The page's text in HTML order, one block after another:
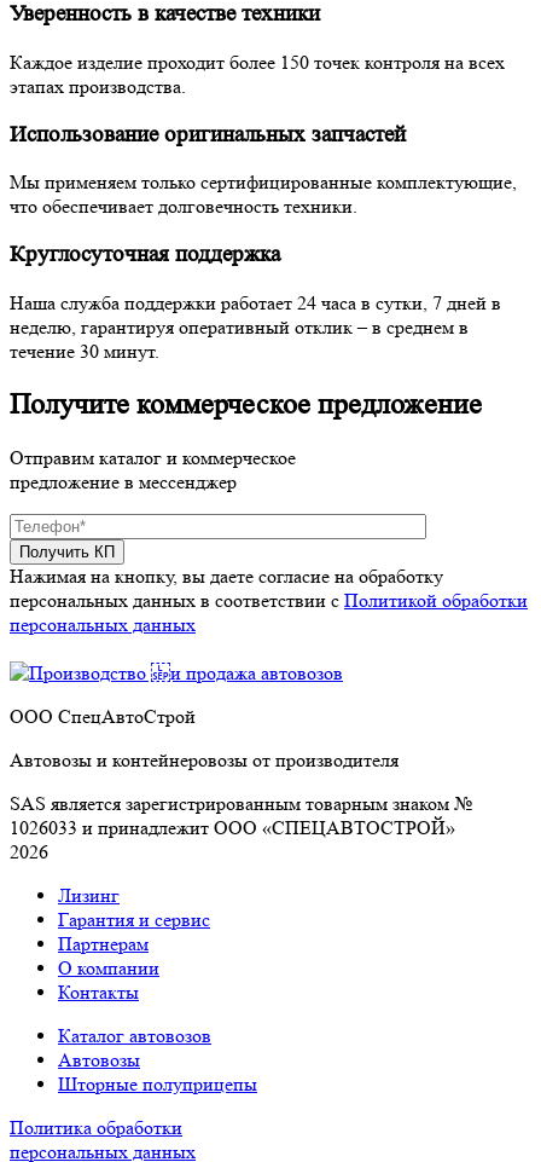
Уверенность в качестве техники
Каждое изделие проходит более 150 точек контроля на всех
этапах производства.
Использование оригинальных запчастей
Мы применяем только сертифицированные комплектующие,
что обеспечивает долговечность техники.
Круглосуточная поддержка
Наша служба поддержки работает 24 часа в сутки, 7 дней в
неделю, гарантируя оперативный отклик – в среднем в
течение 30 минут.
Получите коммерческое предложение
Отправим каталог и коммерческое
предложение в мессенджер
Нажимая на кнопку, вы даете согласие на обработку
персональных данных в соответствии c Политикой обработки
персональных данных
ООО СпецАвтоСтрой
Автовозы и контейнеровозы от производителя
SAS является зарегистрированным товарным знаком №
1026033 и принадлежит ООО «СПЕЦАВТОСТРОЙ»
2026
Лизинг
Гарантия и сервис
Партнерам
О компании
Контакты
Каталог автовозов
Автовозы
Шторные полуприцепы
Политика обработки
персональных данных